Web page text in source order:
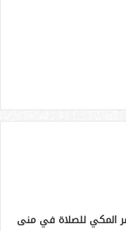
المكي للصلاة في منى